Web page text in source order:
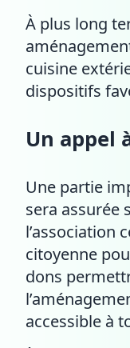
À plus long
cuisine
dispositifs
Un appel
Une partie
sera assurée
l’association
citoyenne
dons
accessible à